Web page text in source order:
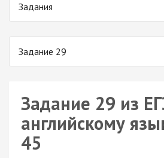
Задания
Задание 29
Задание 29 из
английскому
45